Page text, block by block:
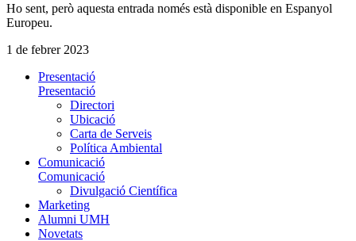
Ho sent, però aquesta entrada només està disponible en Espanyol
Europeu.
1 de febrer 2023
Presentació
Presentació
Directori
Ubicació
Carta de Serveis
Política Ambiental
Comunicació
Comunicació
Divulgació Científica
Marketing
Alumni UMH
Novetats